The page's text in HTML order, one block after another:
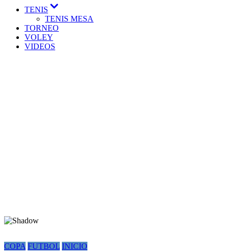
TENIS
TENIS MESA
TORNEO
VOLEY
VIDEOS
COPA FUTBOL INICIO